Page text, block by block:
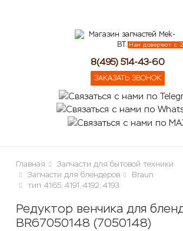
Нам доверяют с
8(495) 514-43-60
ЗАКАЗАТЬ ЗВОНОК
Главная
Запчасти для бытовой техники
Запчасти для блендеров
Braun
тип 4165, 4191, 4192, 4193
Редуктор венчика для
BR67050148 (7050148)